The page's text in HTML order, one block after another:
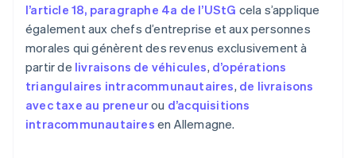
l’article 18, paragraphe 4a de l’UStG cela s’applique
également aux chefs d’entreprise et aux personnes
morales qui génèrent des revenus exclusivement à
partir de livraisons de véhicules, d’opérations
triangulaires intracommunautaires, de livraisons
avec taxe au preneurou d’acquisitions
intracommunautaires en Allemagne.